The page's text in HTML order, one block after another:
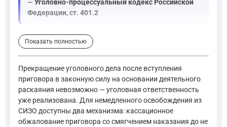
—Уголовно-процессуальный кодекс Российской
Федерации, ст. 401.2
Кассационные жалоба, представление подаются на: ...
—Уголовно-процессуальный кодекс Российской
Основаниями отмены или изменения приговора,
—Уголовно-процессуальный кодекс Российской
Показать полностью
Прекращение уголовного дела после вступления
приговора в законную силу на основании деятельного
раскаяния невозможно — уголовная ответственность
уже реализована. Для немедленного освобождения из
СИЗО доступны два механизма: кассационное
обжалование приговора со смягчением наказания до не